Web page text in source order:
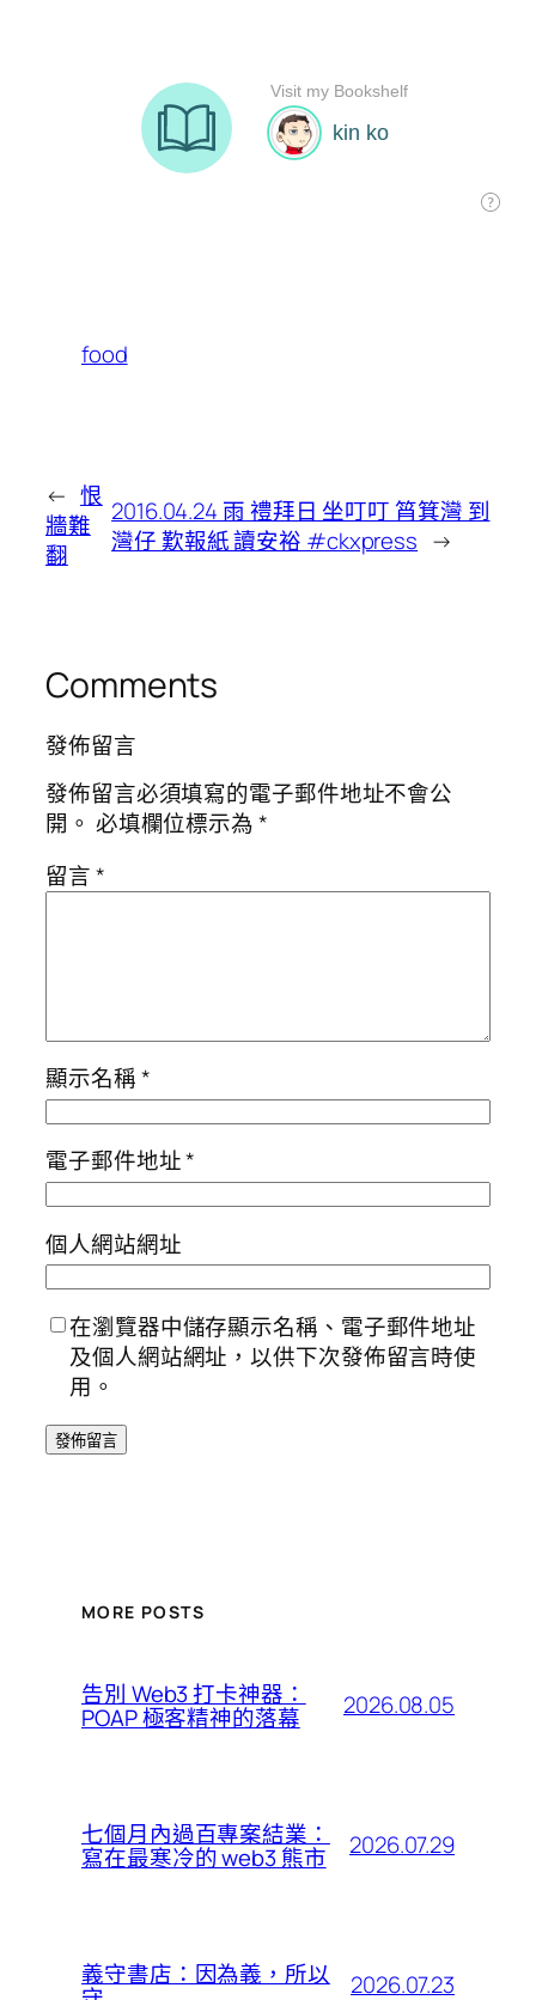
food
← 恨
牆難
翻
2016.04.24 雨 禮拜日 坐叮叮 筲箕灣 到
灣仔 歎報紙 讀安裕 #ckxpress →
Comments
發佈留言
發佈留言必須填寫的電子郵件地址不會公
開。 必填欄位標示為*
留言*
顯示名稱*
電子郵件地址*
個人網站網址
在瀏覽器中儲存顯示名稱、電子郵件地址
及個人網站網址，以供下次發佈留言時使
用。
MORE POSTS
告別 Web3 打卡神器：
POAP 極客精神的落幕 2026.08.05
七個月內過百專案結業：
寫在最寒冷的 web3 熊市 2026.07.29
義守書店：因為義，所以 2026.07.23